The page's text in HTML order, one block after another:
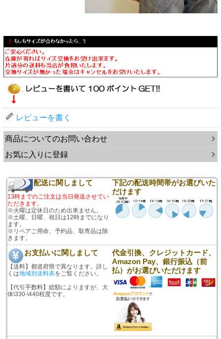
レビューを書く
商品についてのお問い合わせ
お気に入りに登録
配送に関しまして
13時までのご注文は当日発送させてい
ただきます。
※火曜は定休日のため出来ません。
※土曜、日曜、祝日は12時までになり
ます。
※リペアご用命、予約品、取寄品は除
きます。
下記の配送時間帯がお選びいた
だけます
お支払いに関しまして
【送料】都道府県で異なります。詳し
くは地域別送料表をご覧ください。
【代引手数料】総額によりますが、大
体\330-\440程度です。
代金引換、クレジットカード、
Amazon Pay、銀行振込（前
払）がお選びいただけます